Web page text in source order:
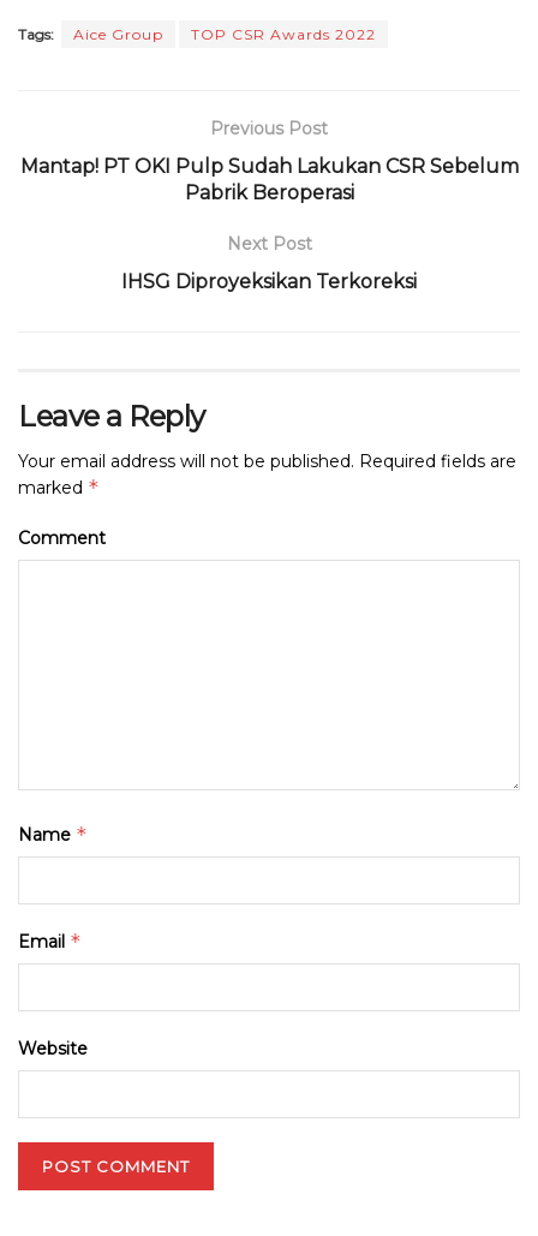
c
o
it a
p
e
ra
m
re
d
s
ai n
Tags: Aice Group TOP CSR Awards 2022
Previous Post
Mantap! PT OKI Pulp Sudah Lakukan CSR Sebelum
Pabrik Beroperasi
Next Post
IHSG Diproyeksikan Terkoreksi
Leave a Reply
Your email address will not be published. Required fields are
marked *
Comment
Name *
Email *
Website